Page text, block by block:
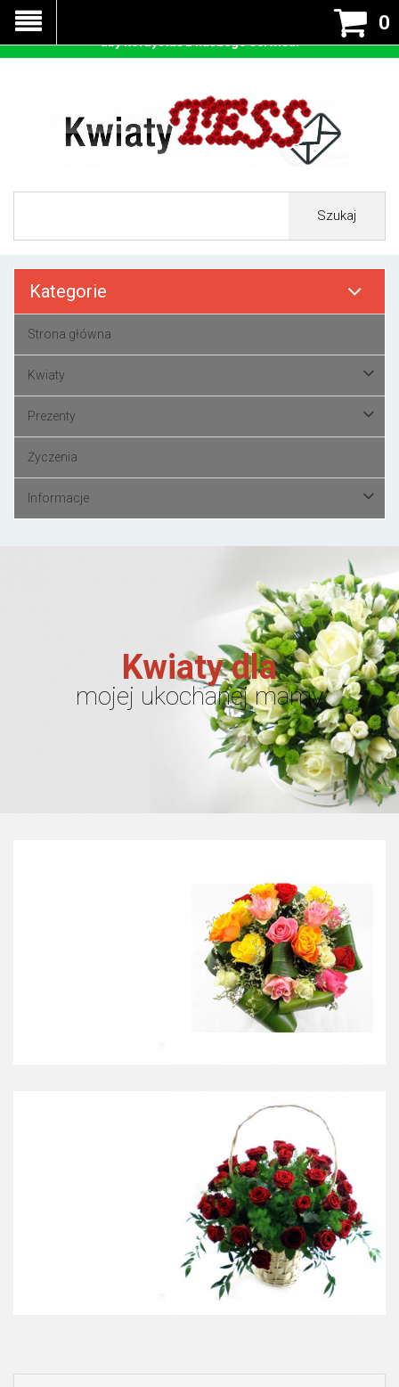
0
Szukaj
Kategorie
Strona główna
Kwiaty
Prezenty
Życzenia
Informacje
Kwiaty dla
mojej ukochanej mamy
Nasza strona korzysta z cookies - czyli tzw ciastek w celu
prawidłowego działania. Zaakceptuj przyjmowanie cookies
aby korzystać z naszego serwisu.